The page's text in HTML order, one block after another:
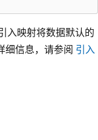
入映射将数据默认的
细信息，请参阅 引入